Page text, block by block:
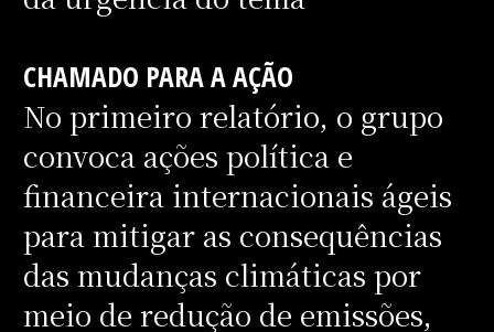
CHAMADO PARA A AÇÃO
No primeiro relatório, o grupo
convoca ações política e
financeira internacionais ágeis
para mitigar as consequências
das mudanças climáticas por
meio de redução de emissões,